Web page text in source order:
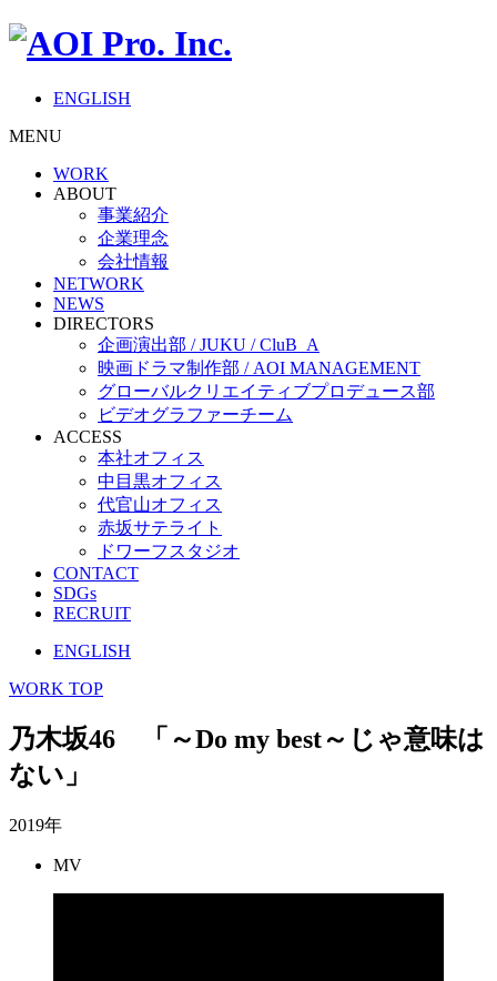
ENGLISH
MENU
WORK
ABOUT
事業紹介
企業理念
会社情報
NETWORK
NEWS
DIRECTORS
企画演出部 / JUKU / CluB_A
映画ドラマ制作部 / AOI MANAGEMENT
グローバルクリエイティブプロデュース部
ビデオグラファーチーム
ACCESS
本社オフィス
中目黒オフィス
代官山オフィス
赤坂サテライト
ドワーフスタジオ
CONTACT
SDGs
RECRUIT
ENGLISH
WORK TOP
乃木坂46 「～Do my best～じゃ意味は
ない」
2019年
MV